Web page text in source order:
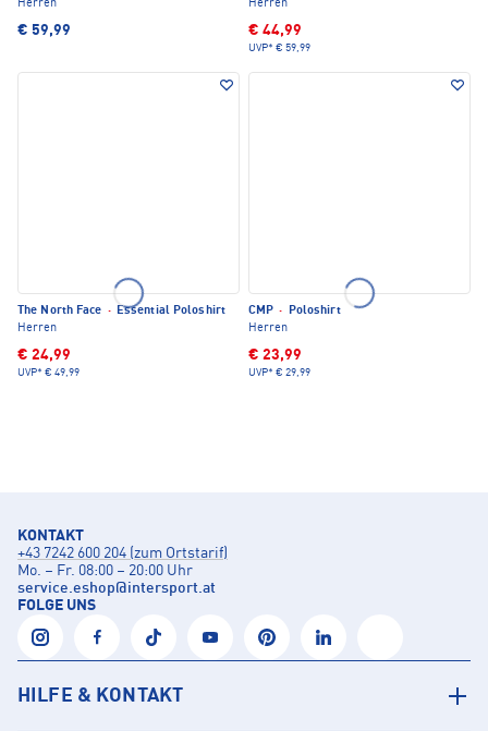
Herren
€ 59,99
Herren
€ 44,99
UVP* € 59,99
The North Face · Essential Poloshirt
Herren
€ 24,99
UVP* € 49,99
CMP ·
Poloshirt
Herren
€ 23,99
UVP* € 29,99
KONTAKT
+43 7242 600 204 (zum Ortstarif)
Mo. – Fr. 08:00 – 20:00 Uhr
service.eshop@intersport.at
FOLGE UNS
HILFE & KONTAKT